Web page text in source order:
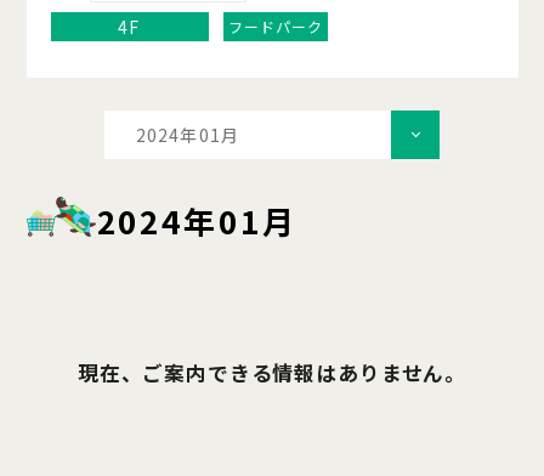
4F フードパーク
2024年01月
2024年01月
現在、ご案内できる情報はありません。